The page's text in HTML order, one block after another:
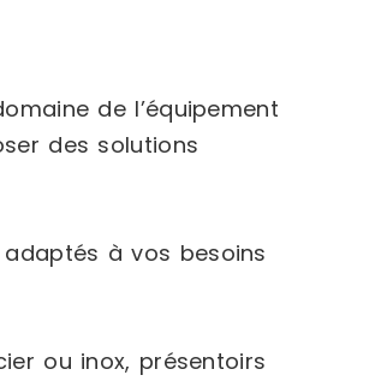
de l’équipement
des solutions
à vos besoins
ou inox, présentoirs